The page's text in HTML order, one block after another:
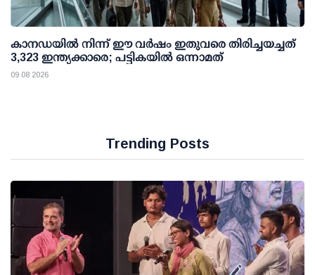
കാനഡയിൽ നിന്ന് ഈ വർഷം ഇതുവരെ തിരിച്ചയച്ചത്
3,323 ഇന്ത്യക്കാരെ; പട്ടികയിൽ ഒന്നാമത്
09 08 2026
Trending Posts